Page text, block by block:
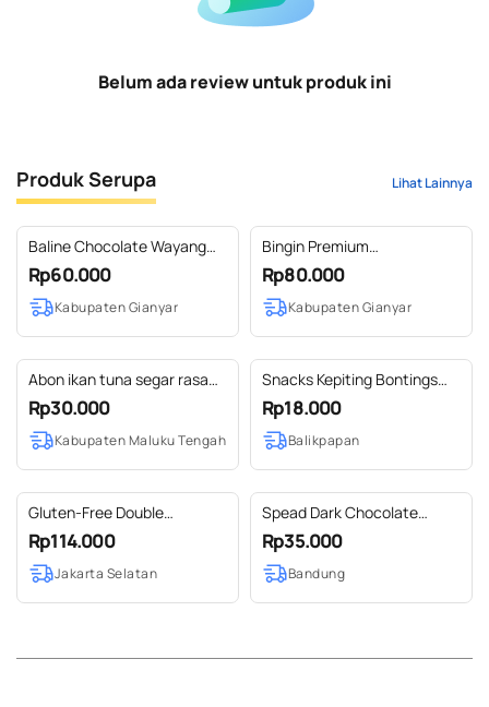
Belum ada review untuk produk ini
Produk Serupa Lihat Lainnya
Baline Chocolate Wayang
Klungkung 90 gr
Rp60.000
Kabupaten Gianyar
Bingin Premium
Conservation Coffee
(Samong 250gr)
Rp80.000
Kabupaten Gianyar
Abon ikan tuna segar rasa
pedas 100 gr
Rp30.000
Kabupaten Maluku Tengah
Snacks Kepiting Bontings
100 gr
Rp18.000
Balikpapan
Gluten-Free Double
Chocolate Muffin Awicarita
- kemasan boks isi 1/2 lusin
Rp114.000
Jakarta Selatan
Spead Dark Chocolate
Mones
Rp35.000
Bandung